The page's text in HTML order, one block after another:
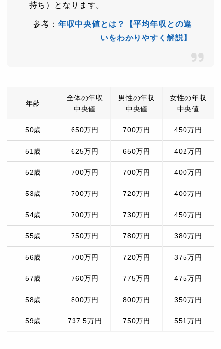
持ち）となります。
参考：年収中央値とは？【平均年収との違
いをわかりやすく解説】
年齢
全体の年収
中央値
男性の年収
中央値
女性の年収
中央値
50歳 650万円 700万円 450万円
51歳 625万円 650万円 402万円
52歳 700万円 700万円 400万円
53歳 700万円 720万円 400万円
54歳 700万円 730万円 450万円
55歳 750万円 780万円 380万円
56歳 700万円 720万円 375万円
57歳 760万円 775万円 475万円
58歳 800万円 800万円 350万円
59歳 737.5万円 750万円 551万円